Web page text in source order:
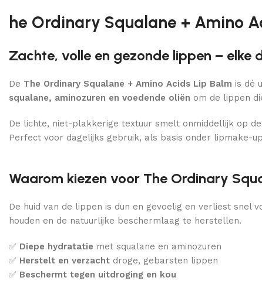
he Ordinary Squalane + Amino
Zachte, volle en gezonde lippen – elke
De The Ordinary Squalane + Amino Acids Lip Balm is dé
squalane, aminozuren en voedende oliën om de lippen
De lichte, niet-plakkerige textuur smelt onmiddellijk op
Perfect voor dagelijks gebruik, als basis onder lipmake-
Waarom kiezen voor The Ordinary
De huid van de lippen is dun en gevoelig en verliest snel
houden en de natuurlijke beschermlaag te herstellen.
✅ Diepe hydratatie met squalane en aminozuren
✅ Herstelt en verzacht droge, gebarsten lippen
✅ Beschermt tegen uitdroging en kou